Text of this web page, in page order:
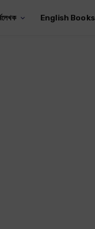
English Books